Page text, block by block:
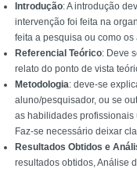
Introdução: A introdução
intervenção foi feita na
feita a pesquisa ou como
Referencial Teórico: Deve
relato do ponto de vista
Metodologia: deve-se
aluno/pesquisador, ou se
as habilidades profissionais
Faz-se necessário deixar
Resultados Obtidos e
resultados obtidos, Análise